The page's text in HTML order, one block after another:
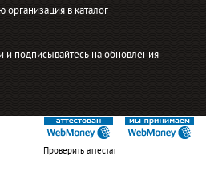
организация в каталог
и подписывайтесь на обновления
Проверить аттестат